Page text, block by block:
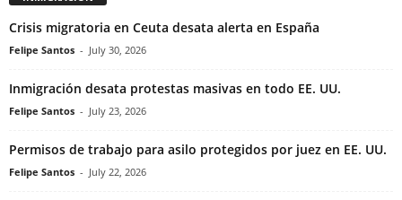
Crisis migratoria en Ceuta desata alerta en España
Felipe Santos - July 30, 2026
Inmigración desata protestas masivas en todo EE. UU.
Felipe Santos - July 23, 2026
Permisos de trabajo para asilo protegidos por juez en EE. UU.
Felipe Santos - July 22, 2026